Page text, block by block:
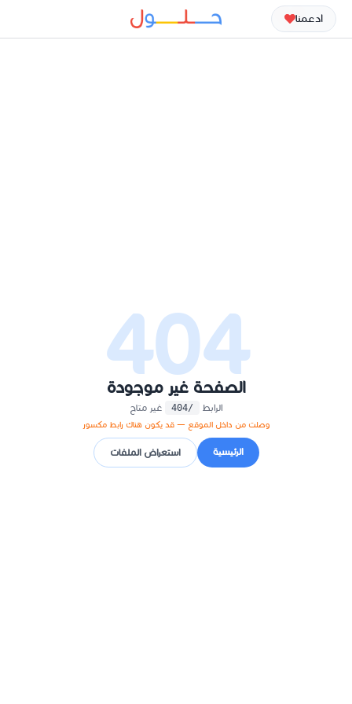
ادعمنا
404
الصفحة غير موجودة
الرابط /404 غير متاح
وصلت من داخل الموقع — قد يكون هناك رابط مكسور
الرئيسية استعراض الملفات